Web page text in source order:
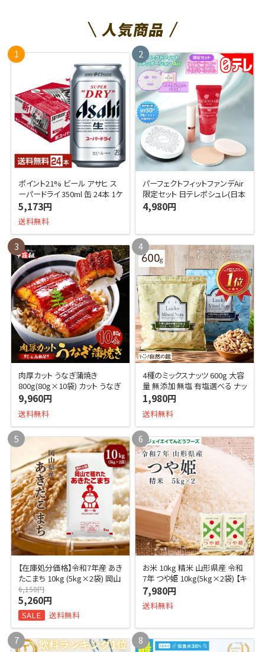
1
ポイント21% ビール アサヒ ス
ーパードライ 350ml 缶 24本 1ケ
ース 送料無料
5,173円
送料無料
2
パーフェクトフィットファンデAir
限定セット 日テレポシュレ(日本
テレビ 通販 ポシュレ)
4,980円
3
肉厚カット うなぎ蒲焼き
800g(80g×10袋) カット うなぎ
ウナギ 鰻 きざみ タレ 山椒付き
丑の日 土用の丑の日
9,960円
送料無料
4
4種のミックスナッツ 600g 大容
量 無添加 無塩 有塩選べる ナッ
ツ ラッキーミックスナッツ 家飲
み 食品ランキング1位獲得
1,980円
送料無料
5
【在庫処分価格】令和7年産 あき
たこまち 10kg (5kg×2袋) 岡山
県産 ブランド米 米 お米 送料無
料 10キロ 北海道
6,150円
5,260円
SALE 送料無料
6
お米 10kg 精米 山形県産 令和
7年 つや姫 10kg(5kg×2袋) 【キ
ャンセル不可・着日指定不可】
【※沖縄・離島は発
7,980円
送料無料
7 8